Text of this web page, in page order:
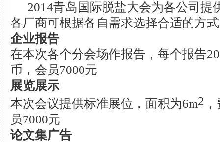
2014青岛国际脱盐大会为各公司提
各厂商可根据各自需求选择合适的方
企业报告
在本次各个分会场作报告，每个报告20
币，会员7000元
展览展示
本次会议提供标准展位，面积为6m2
员7000元
论文集广告